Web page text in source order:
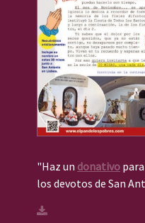
"Haz un donativo
los devotos de San